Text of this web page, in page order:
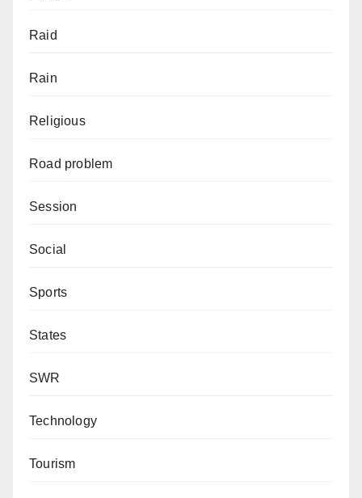
Raid
Rain
Religious
Road problem
Session
Social
Sports
States
SWR
Technology
Tourism